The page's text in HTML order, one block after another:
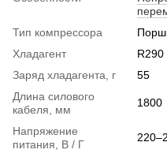
Тип компресcора
Хладагент
R290
Заряд хладагента, г
55
Длина силового
кабеля, мм
1800
Напряжение
питания, В / Г